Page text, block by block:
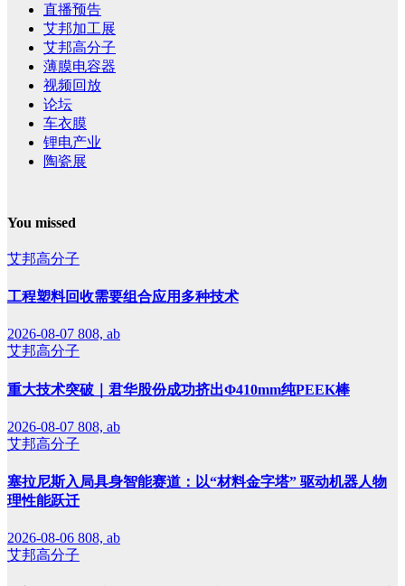
直播预告
艾邦加工展
艾邦高分子
薄膜电容器
视频回放
论坛
车衣膜
锂电产业
陶瓷展
You missed
艾邦高分子
工程塑料回收需要组合应用多种技术
2026-08-07 808, ab
艾邦高分子
重大技术突破｜君华股份成功挤出Φ410mm纯PEEK棒
2026-08-07 808, ab
艾邦高分子
塞拉尼斯入局具身智能赛道：以“材料金字塔” 驱动机器人物
理性能跃迁
2026-08-06 808, ab
艾邦高分子